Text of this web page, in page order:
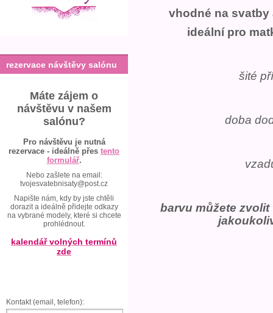
rezervace návštěvy salónu
Máte zájem o
návštěvu v našem
salónu?
Pro návštěvu je nutná
rezervace - ideálně přes tento
formulář.
Nebo zašlete na email:
tvojesvatebnisaty@post.cz
Napište nám, kdy by jste chtěli
dorazit a ideálně přidejte odkazy
na vybrané modely, které si chcete
prohlédnout.
kalendář volných termínů
zde
Kontakt (email, telefon):
vhodné na
ideální pro
šité
doba
barvu můžete